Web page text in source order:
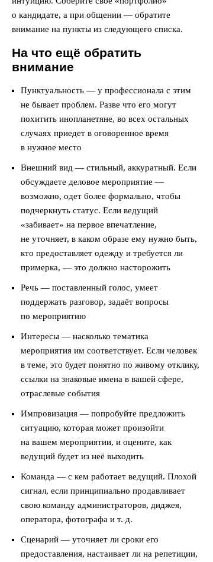
о кандидате, а при общении — обратите
внимание на пункты из следующего списка.
На что ещё обратить
внимание
Пунктуальность — у профессионала с этим
не бывает проблем. Разве что его могут
похитить инопланетяне, во всех остальных
случаях приедет в оговоренное время
в нужное место
Внешний вид — стильный, аккуратный. Если
обсуждаете деловое мероприятие —
возможно, одет более формально, чтобы
подчеркнуть статус. Если ведущий
«забивает» на первое впечатление,
не уточняет, в каком образе ему нужно быть,
кто предоставляет одежду и требуется ли
примерка, — это должно насторожить
Речь — поставленный голос, умеет
поддержать разговор, задаёт вопросы
по мероприятию
Интересы — насколько тематика
мероприятия им соответствует. Если человек
в теме, это будет понятно по живому отклику,
ссылки на знаковые имена в вашей сфере,
отраслевые события
Импровизация — попробуйте предложить
ситуацию, которая может произойти
на вашем мероприятии, и оцените, как
ведущий будет из неё выходить
Команда — с кем работает ведущий. Плохой
сигнал, если принципиально продавливает
свою команду администраторов, диджея,
оператора, фотографа и т. д.
Сценарий — уточняет ли сроки его
предоставления, настаивает ли на репетиции,